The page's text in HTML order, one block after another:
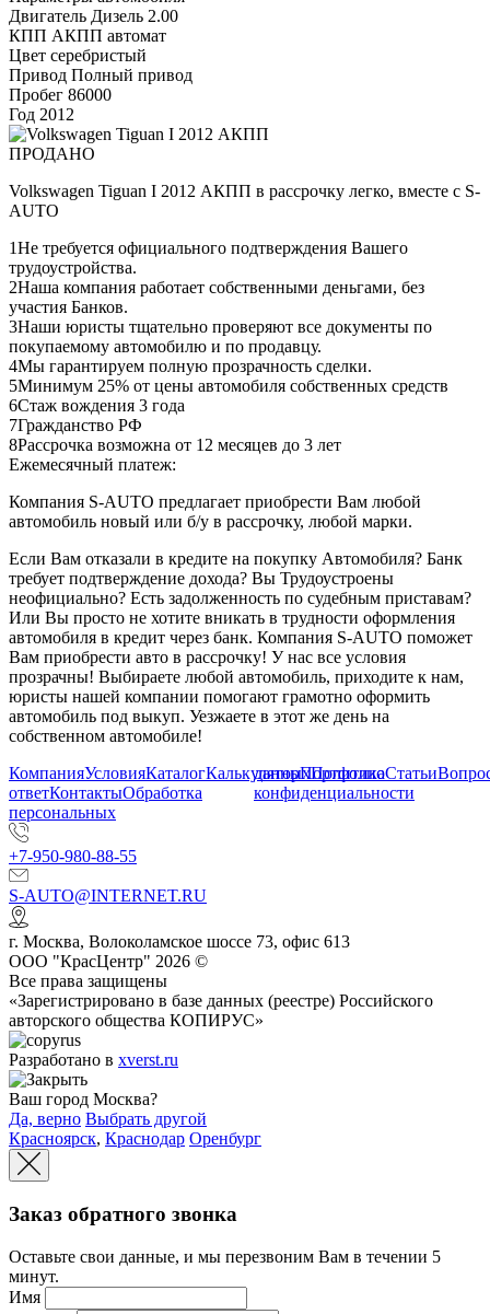
Двигатель Дизель 2.00
КПП АКПП автомат
Цвет серебристый
Привод Полный привод
Пробег 86000
Год 2012
ПРОДАНО
Volkswagen Tiguan I 2012 АКПП в рассрочку легко, вместе с S-
AUTO
1Не требуется официального подтверждения Вашего
трудоустройства.
2Наша компания работает собственными деньгами, без
участия Банков.
3Наши юристы тщательно проверяют все документы по
покупаемому автомобилю и по продавцу.
4Мы гарантируем полную прозрачность сделки.
5Минимум 25% от цены автомобиля собственных средств
6Стаж вождения 3 года
7Гражданство РФ
8Рассрочка возможна от 12 месяцев до 3 лет
Ежемесячный платеж:
Компания S-AUTO предлагает приобрести Вам любой
автомобиль новый или б/у в рассрочку, любой марки.
Если Вам отказали в кредите на покупку Автомобиля? Банк
требует подтверждение дохода? Вы Трудоустроены
неофициально? Есть задолженность по судебным приставам?
Или Вы просто не хотите вникать в трудности оформления
автомобиля в кредит через банк. Компания S-AUTO поможет
Вам приобрести авто в рассрочку! У нас все условия
прозрачны! Выбираете любой автомобиль, приходите к нам,
юристы нашей компании помогают грамотно оформить
автомобиль под выкуп. Уезжаете в этот же день на
собственном автомобиле!
КомпанияУсловияКаталогКалькуляторПортфолиоСтатьи
ответКонтактыОбработка
персональных
данныхПолитика
конфиденциальности
+7-950-980-88-55
S-AUTO@INTERNET.RU
г. Москва, Волоколамское шоссе 73, офис 613
ООО "КрасЦентр" 2026 ©
Все права защищены
«Зарегистрировано в базе данных (реестре) Российского
авторского общества КОПИРУС»
Разработано в xverst.ru
Ваш город Москва?
Да, верно Выбрать другой
Красноярск, Краснодар Оренбург
Заказ обратного звонка
Оставьте свои данные, и мы перезвоним Вам в течении 5
минут.
Имя